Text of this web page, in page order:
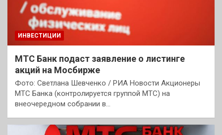
ИНВЕСТИЦИИ
МТС Банк подаст заявление о листинге
акций на Мосбирже
Фото: Светлана Шевченко / РИА Новости Акционеры
МТС Банка (контролируется группой МТС) на
внеочередном собрании в…